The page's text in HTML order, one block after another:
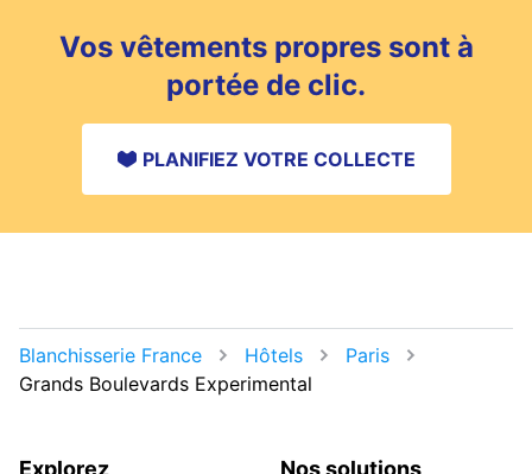
Vos vêtements propres sont à
portée de clic.
PLANIFIEZ VOTRE COLLECTE
Blanchisserie France Hôtels
Paris
Grands Boulevards Experimental
Explorez Nos solutions